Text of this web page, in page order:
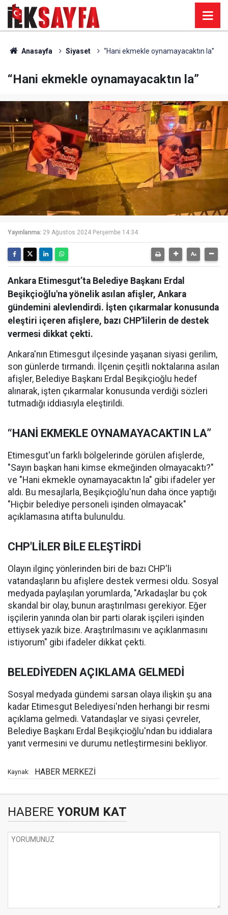
Anasayfa Siyaset “Hani ekmekle oynamayacaktın la”
“Hani ekmekle oynamayacaktın la”
Yayınlanma: 29 Ağustos 2024 Perşembe 14:34
Ankara Etimesgut’ta Belediye Başkanı Erdal
Beşikçioğlu'na yönelik asılan afişler, Ankara
gündemini alevlendirdi. İşten çıkarmalar konusunda
eleştiri içeren afişlere, bazı CHP'lilerin de destek
vermesi dikkat çekti.
Ankara'nın Etimesgut ilçesinde yaşanan siyasi gerilim,
son günlerde tırmandı. İlçenin çeşitli noktalarına asılan
afişler, Belediye Başkanı Erdal Beşikçioğlu hedef
alınarak, işten çıkarmalar konusunda verdiği sözleri
tutmadığı iddiasıyla eleştirildi.
“HANİ EKMEKLE OYNAMAYACAKTIN LA”
Etimesgut'un farklı bölgelerinde görülen afişlerde,
"Sayın başkan hani kimse ekmeğinden olmayacaktı?"
ve "Hani ekmekle oynamayacaktın la" gibi ifadeler yer
aldı. Bu mesajlarla, Beşikçioğlu'nun daha önce yaptığı
"Hiçbir belediye personeli işinden olmayacak"
açıklamasına atıfta bulunuldu.
CHP'LİLER BİLE ELEŞTİRDİ
Olayın ilginç yönlerinden biri de bazı CHP'li
vatandaşların bu afişlere destek vermesi oldu. Sosyal
medyada paylaşılan yorumlarda, "Arkadaşlar bu çok
skandal bir olay, bunun araştırılması gerekiyor. Eğer
işçilerin yanında olan bir parti olarak işçileri işinden
ettiysek yazık bize. Araştırılmasını ve açıklanmasını
istiyorum" gibi ifadeler dikkat çekti.
BELEDİYEDEN AÇIKLAMA GELMEDİ
Sosyal medyada gündemi sarsan olaya ilişkin şu ana
kadar Etimesgut Belediyesi'nden herhangi bir resmi
açıklama gelmedi. Vatandaşlar ve siyasi çevreler,
Belediye Başkanı Erdal Beşikçioğlu'ndan bu iddialara
yanıt vermesini ve durumu netleştirmesini bekliyor.
Kaynak: HABER MERKEZİ
HABERE YORUM KAT